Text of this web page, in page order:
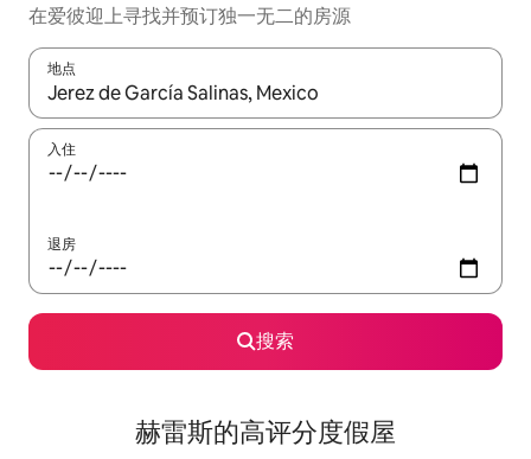
在爱彼迎上寻找并预订独一无二的房源
地点
如有搜索结果，请使用上下方向键查看，或通过点击或滑动手势
入住
退房
搜索
赫雷斯的高评分度假屋